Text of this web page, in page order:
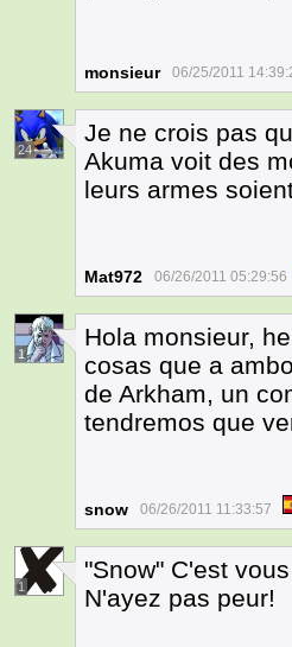
monsieur 06/25/2011
24
Je ne crois pas
Akuma voit des
leurs armes
Mat972 06/26/2011 05:29:56
1
Hola monsieur,
cosas que a
de Arkham, un
tendremos que
snow 06/26/2011 11:33:57
1
"Snow" C'est
N'ayez pas peur!